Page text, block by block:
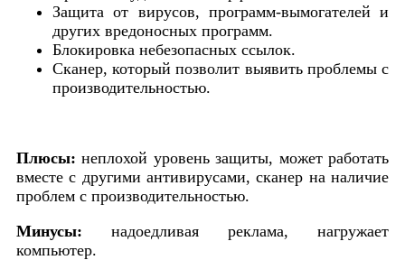
Защита от вирусов, программ-вымогателей и
других вредоносных программ.
Блокировка небезопасных ссылок.
Сканер, который позволит выявить проблемы с
производительностью.
Плюсы: неплохой уровень защиты, может работать
вместе с другими антивирусами, сканер на наличие
проблем с производительностью.
Минусы: надоедливая реклама, нагружает
компьютер.